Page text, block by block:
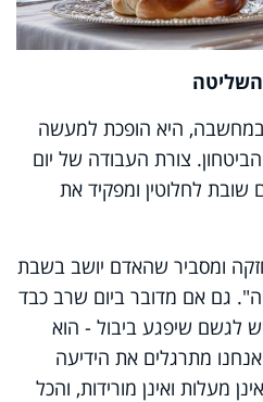
היא הופכת למעשה
צורת העבודה של יום
לחלוטין ומפקיד את
ומסביר שהאדם יושב בשבת
גם אם מדובר ביום שרב כבד
לגשם שיפגע ביבול - הוא
מתרגלים את הידיעה
מעלות ואינן מורידות, והכל